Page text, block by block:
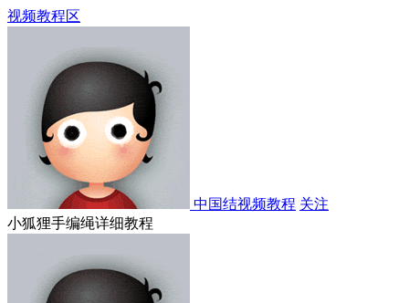
视频教程区
中国结视频教程 关注
小狐狸手编绳详细教程